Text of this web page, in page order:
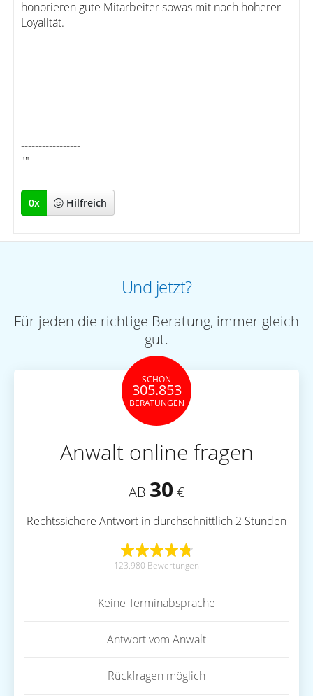
honorieren gute Mitarbeiter sowas mit noch höherer
Loyalität.
-----------------
""
0x Hilfreich
Und jetzt?
Für jeden die richtige Beratung, immer gleich
gut.
SCHON
305.853
BERATUNGEN
Anwalt online fragen
AB 30 €
Rechtssichere Antwort in durchschnittlich 2 Stunden
123.980 Bewertungen
Keine Terminabsprache
Antwort vom Anwalt
Rückfragen möglich